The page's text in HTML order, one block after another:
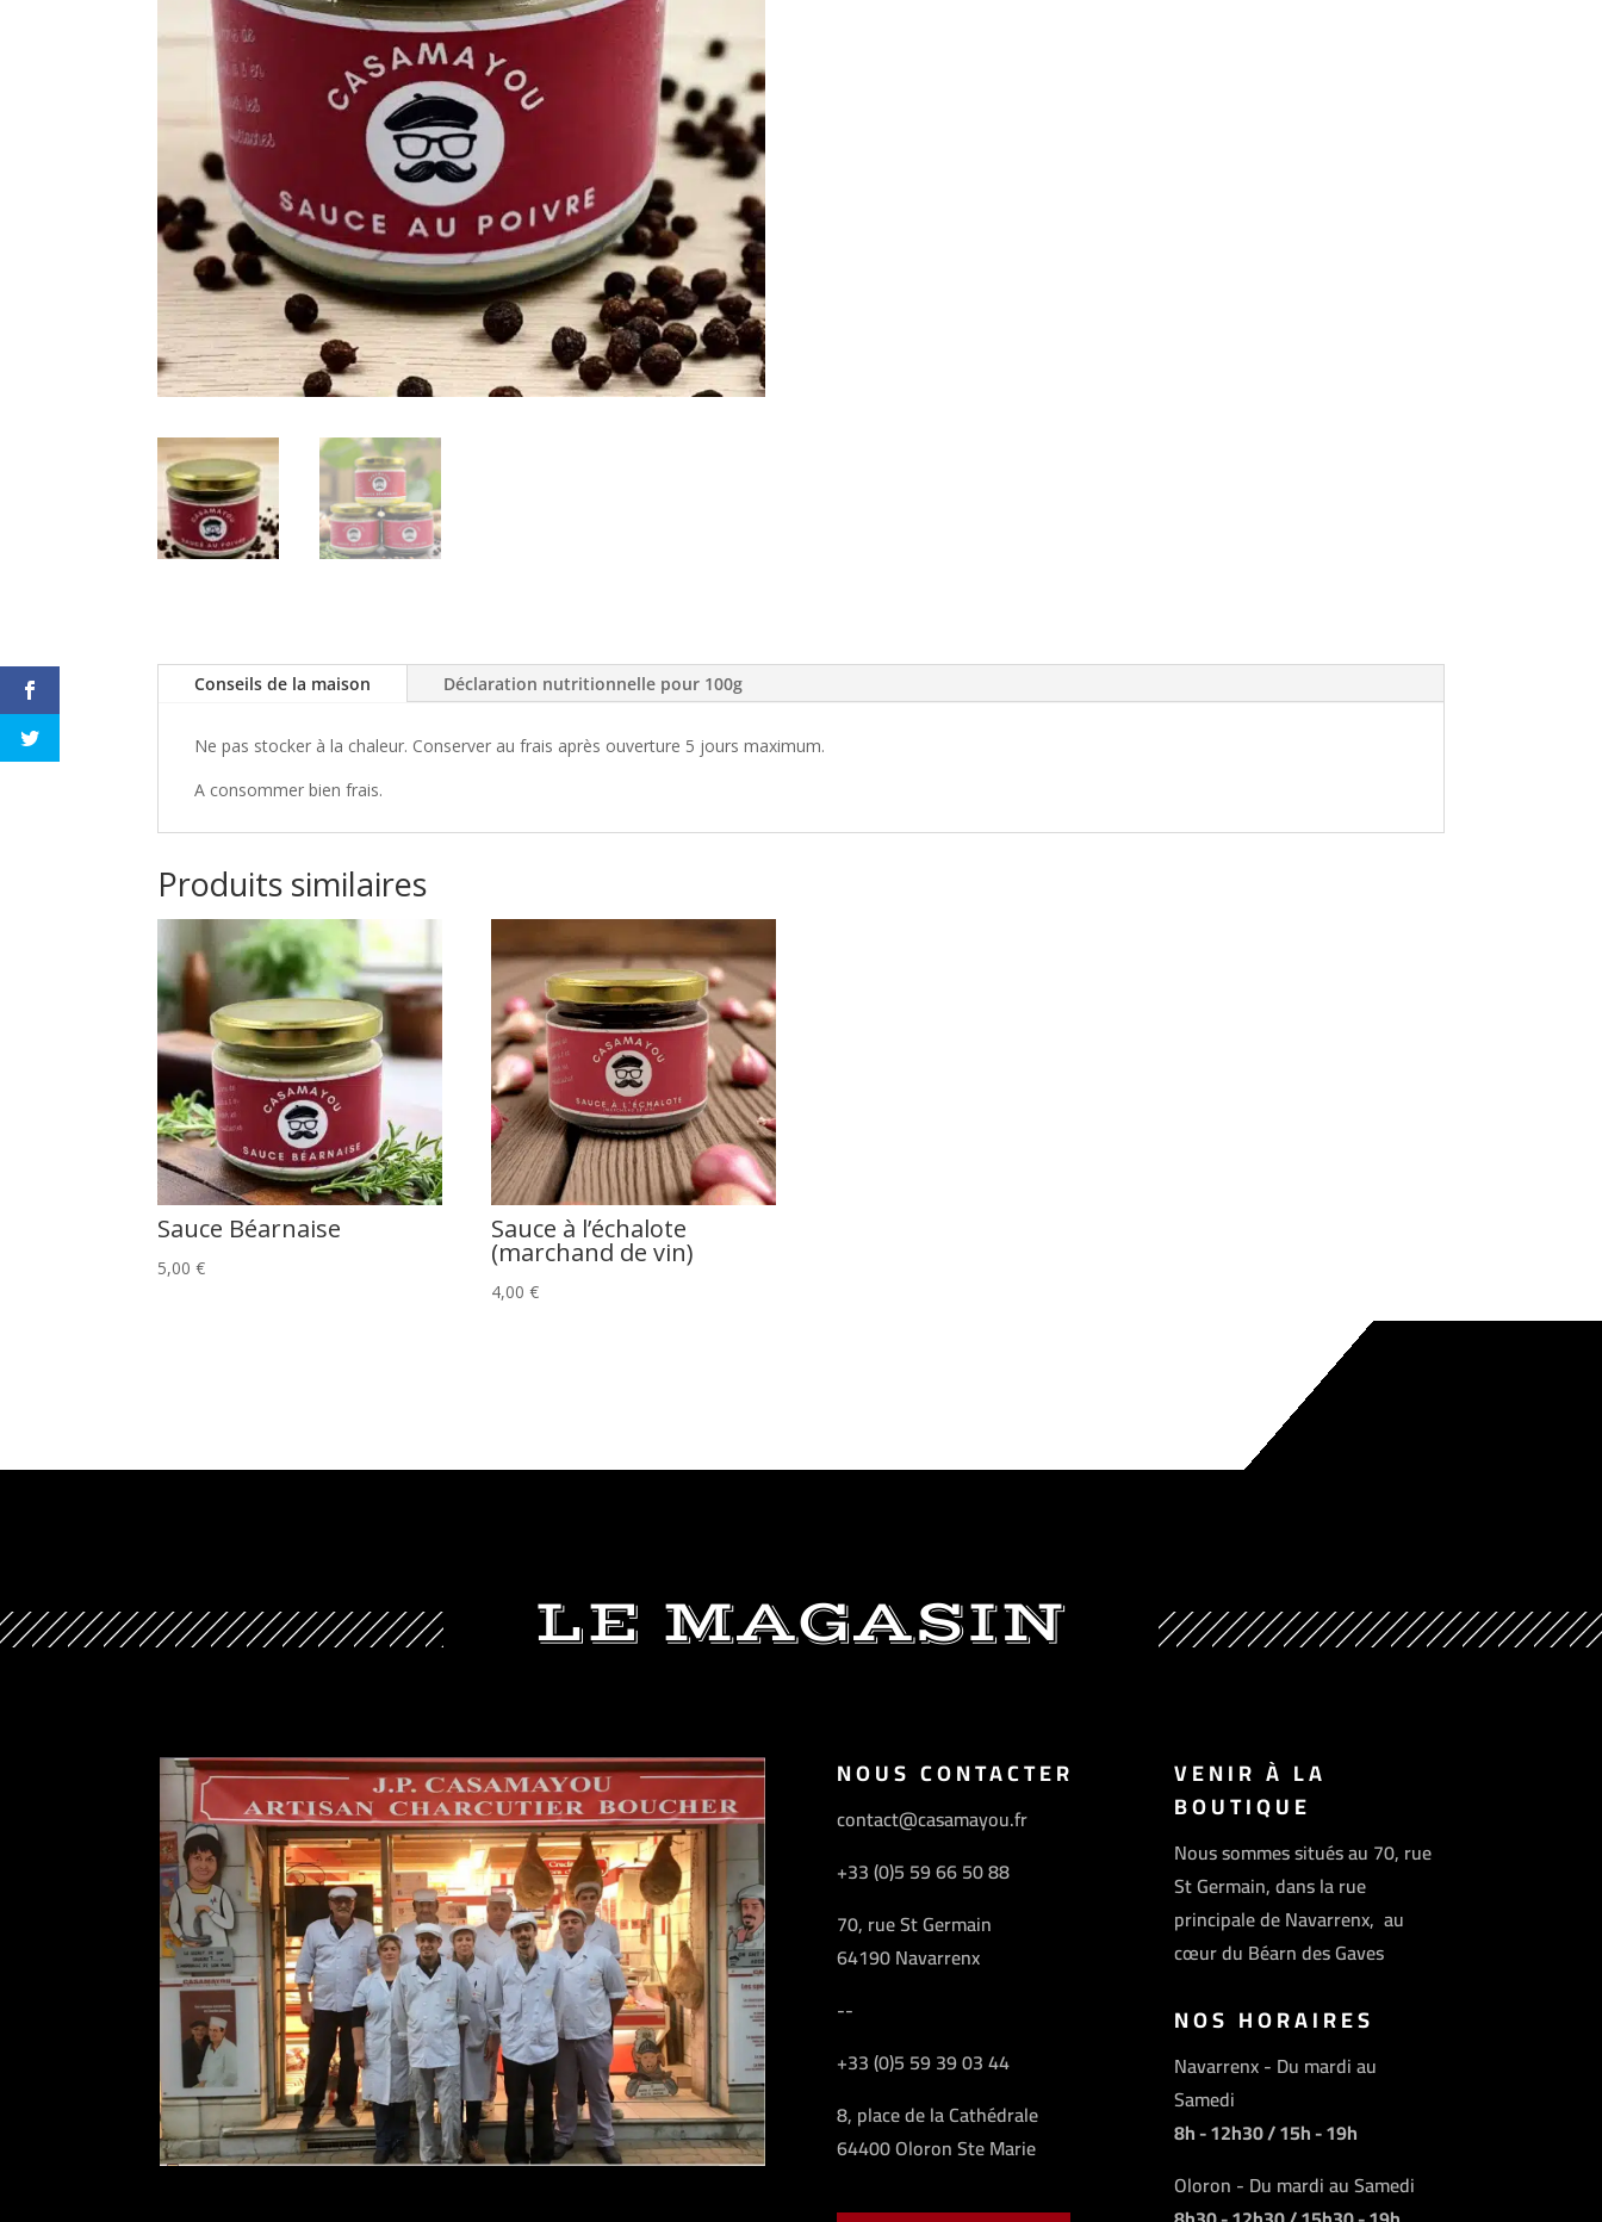
Conseils de la maison Déclaration nutritionnelle pour 100g
Ne pas stocker à la chaleur. Conserver au frais après ouverture 5 jours maximum.
A consommer bien frais.
Produits similaires
Sauce Béarnaise
5,00 €
Sauce à l’échalote
(marchand de vin)
4,00€
LE MAGASIN
NOUS CONTACTER
contact@casamayou.fr
+33 (0)5 59 66 50 88
70, rue St Germain
64190 Navarrenx
--
+33 (0)5 59 39 03 44
8, place de la Cathédrale
64400 Oloron Ste Marie
VENIR À LA
BOUTIQUE
Nous sommes situés au 70, rue
St Germain, dans la rue
principale de Navarrenx, au
cœur du Béarn des Gaves
NOS HORAIRES
Navarrenx - Du mardi au
Samedi
8h - 12h30 / 15h - 19h
Oloron - Du mardi au Samedi